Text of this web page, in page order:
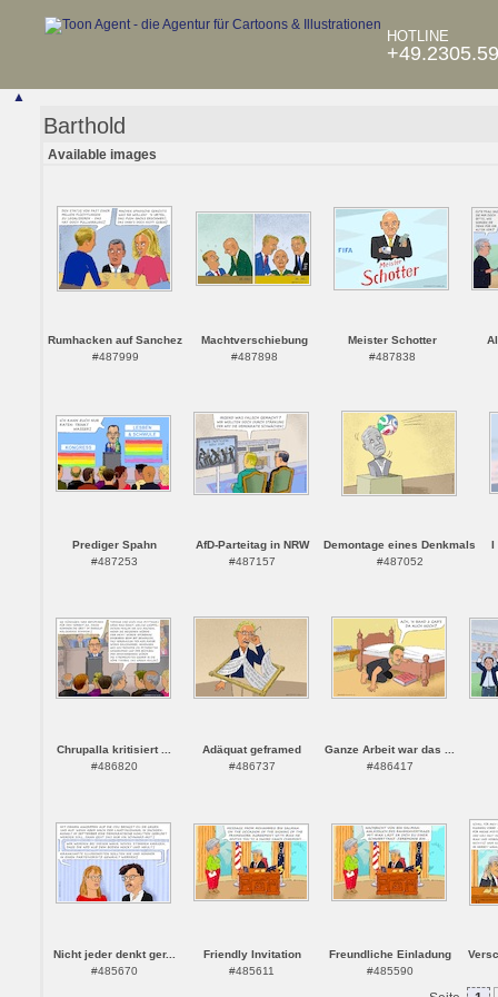
HOTLINE
▲
Barthold
Available images
Rumhacken auf Sanchez
#487999
Machtverschiebung
#487898
Meister Schotter
#487838
Prediger Spahn
#487253
AfD-Parteitag in NRW
#487157
Demontage eines Denkmals
#487052
I
Chrupalla kritisiert ...
#486820
Adäquat geframed
#486737
Ganze Arbeit war das ...
#486417
Nicht jeder denkt ger...
#485670
Friendly Invitation
#485611
Freundliche Einladung
#485590